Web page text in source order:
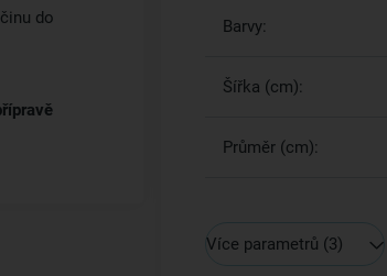
do
Barvy:
Šířka (cm):
Průměr (cm):
Více parametrů (3)